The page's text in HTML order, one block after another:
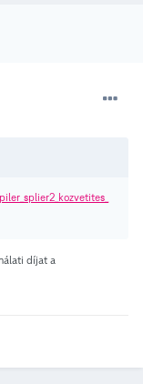
díjat a